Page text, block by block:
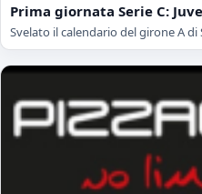
Prima giornata Serie C:
Svelato il calendario del girone A di